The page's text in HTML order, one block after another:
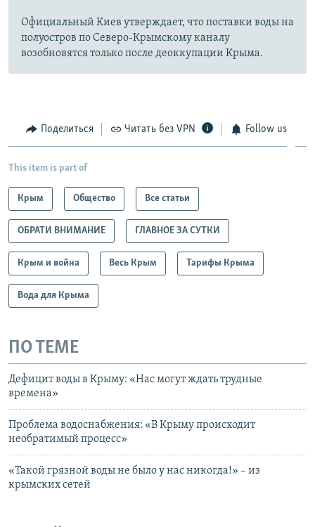
Официальный Киев утверждает, что поставки воды на
полуостров по Северо-Крымскому каналу
возобновятся только после деоккупации Крыма.
Поделиться Читать без VPN Follow us
This item is part of
Крым Общество Все статьи
ОБРАТИ ВНИМАНИЕ ГЛАВНОЕ ЗА СУТКИ
Крым и война Весь Крым Тарифы Крыма
Вода для Крыма
ПО ТЕМЕ
Дефицит воды в Крыму: «Нас могут ждать трудные
времена»
Проблема водоснабжения: «В Крыму происходит
необратимый процесс»
«Такой грязной воды не было у нас никогда!» – из
крымских сетей